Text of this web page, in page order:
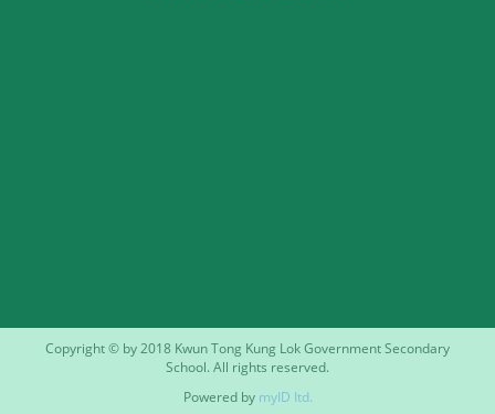
Copyright © by 2018 Kwun Tong Kung Lok Government Secondary
School. All rights reserved.
Powered by myID Itd.